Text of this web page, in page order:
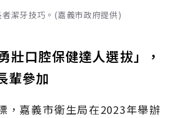
潔牙技巧。(嘉義市政府提供)
壯口腔保健達人選拔」，
輩參加
，嘉義市衛生局在2023年舉辦